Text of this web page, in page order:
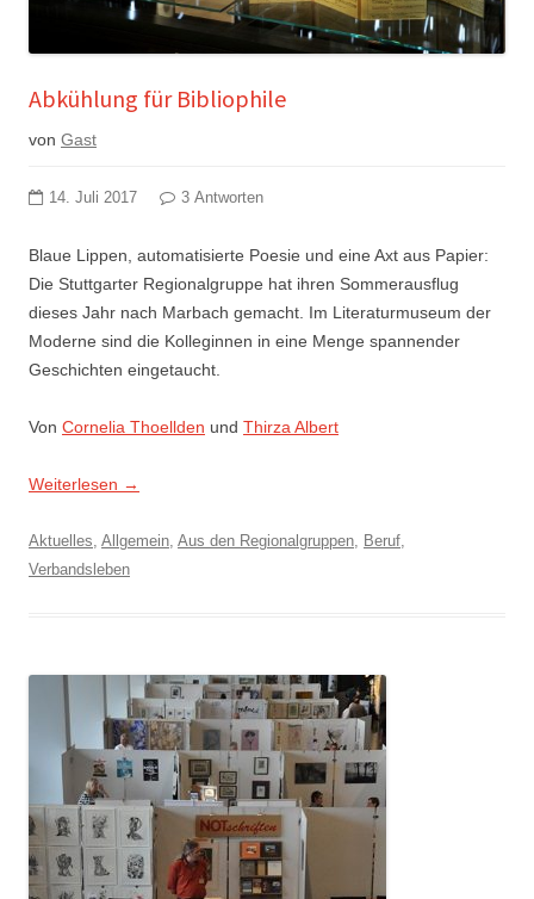
Abkühlung für Bibliophile
von Gast
14. Juli 2017 3 Antworten
Blaue Lippen, automatisierte Poesie und eine Axt aus Papier:
Die Stuttgarter Regionalgruppe hat ihren Sommerausflug
dieses Jahr nach Marbach gemacht. Im Literaturmuseum der
Moderne sind die Kolleginnen in eine Menge spannender
Geschichten eingetaucht.
Von Cornelia Thoellden und Thirza Albert
Weiterlesen →
Aktuelles Allgemein Aus den Regionalgruppen Beruf
Verbandsleben